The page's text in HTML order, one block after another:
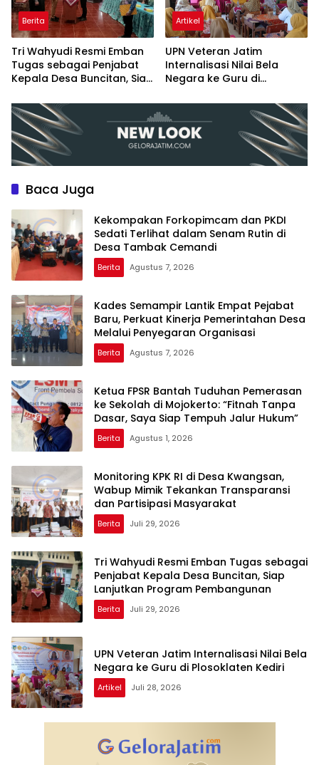
Berita
Tri Wahyudi Resmi Emban
Tugas sebagai Penjabat
Kepala Desa Buncitan, Siap
Pembangunan
Artikel
UPN Veteran Jatim
Internalisasi Nilai Bela
Negara ke Guru di
Baca Juga
Kekompakan Forkopimcam dan PKDI
Sedati Terlihat dalam Senam Rutin di
Desa Tambak Cemandi
Berita Agustus 7, 2026
Kades Semampir Lantik Empat Pejabat
Baru, Perkuat Kinerja Pemerintahan Desa
Melalui Penyegaran Organisasi
Berita Agustus 7, 2026
Ketua FPSR Bantah Tuduhan Pemerasan
ke Sekolah di Mojokerto: “Fitnah Tanpa
Dasar, Saya Siap Tempuh Jalur Hukum”
Berita Agustus 1, 2026
Monitoring KPK RI di Desa Kwangsan,
Wabup Mimik Tekankan Transparansi
dan Partisipasi Masyarakat
Berita Juli 29, 2026
Tri Wahyudi Resmi Emban Tugas sebagai
Penjabat Kepala Desa Buncitan, Siap
Lanjutkan Program Pembangunan
Berita Juli 29, 2026
UPN Veteran Jatim Internalisasi Nilai Bela
Negara ke Guru di Plosoklaten Kediri
Artikel Juli 28, 2026